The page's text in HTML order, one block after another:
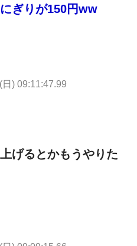
ぎりが150円ww
) 09:11:47.99
げるとかもうやりた